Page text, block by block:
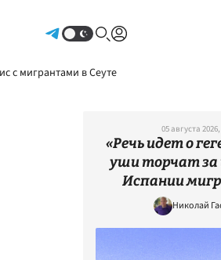
с мигрантами в Сеуте
05 августа
«Речь идет о
уши торчат
Испании
Николай